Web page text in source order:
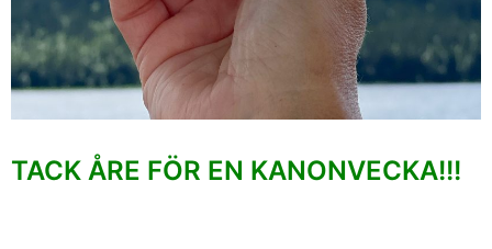
TACK ÅRE FÖR EN KANONVECKA!!!